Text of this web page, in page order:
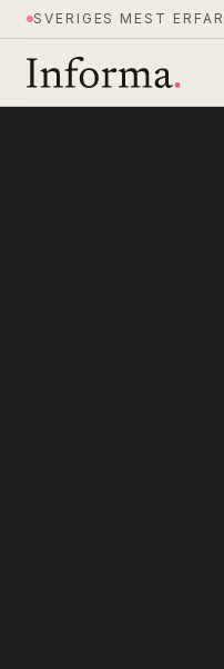
SVERIGES MEST